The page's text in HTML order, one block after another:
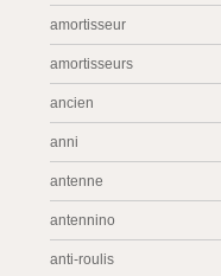
amortisseur
amortisseurs
ancien
anni
antenne
antennino
anti-roulis